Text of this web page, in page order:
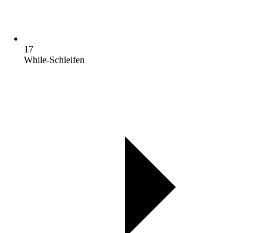
17
While-Schleifen